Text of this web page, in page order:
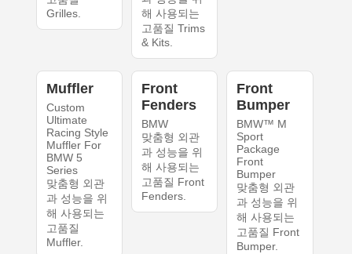
Grilles.
해 사용되는
고품질 Trims
& Kits.
Muffler
Custom
Ultimate
Racing Style
Muffler For
BMW 5
Series
맞춤형 외관
과 성능을 위
해 사용되는
고품질
Muffler.
Front
Fenders
BMW
맞춤형 외관
과 성능을 위
해 사용되는
고품질 Front
Fenders.
Front
Bumper
BMW™ M
Sport
Package
Front
Bumper
맞춤형 외관
과 성능을 위
해 사용되는
고품질 Front
Bumper.